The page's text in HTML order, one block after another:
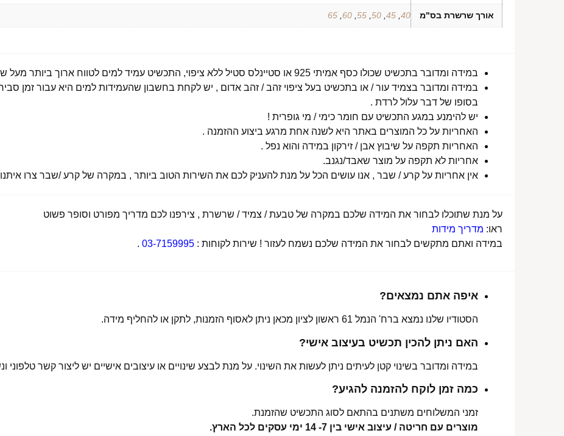
אורך שרשרת בס"מ 40
,
45
,
50
,
55
,
60
,
65
במידה ומדובר בתכשיט שכולו כסף אמיתי 925 או סטיינלס סטיל ללא ציפוי, התכשיט עמיד למים לטווח ארוך ביותר מעל שנה !
במידה ומדובר בצמיד עור / או בתכשיט בעל ציפוי זהב / זהב אדום , יש לקחת בחשבון שהעמידות למים היא עבור זמן
בסופו של דבר עלול לרדת .
יש להימנע במגע התכשיט עם חומר כימי / מי גופרית !
האחריות על כל המוצרים באתר היא לשנה אחת מרגע ביצוע ההזמנה .
האחריות תקפה על שיבוץ אבן / זירקון במידה והוא נפל .
אחריות לא תקפה על מוצר שאבד/נגנב.
אין אחריות על קרע / שבר , אנו עושים הכל על מנת להעניק לכם את השירות הטוב ביותר , במקרה של קרע /שבר צרו
על מנת שתוכלו לבחור את המידה שלכם במקרה של טבעת / צמיד / שרשרת , צירפנו לכם מדריך מפורט וסופר פשוט
ראו: מדריך מידות
במידה ואתם מתקשים לבחור את המידה שלכם נשמח לעזור ! שירות לקוחות : 03-7159995
.
איפה אתם נמצאים?
הסטודיו שלנו נמצא ברח' הנמל 61 ראשון לציון מכאן ניתן לאסוף הזמנות, לתקן או להחליף מידה.
האם ניתן להכין תכשיט בעיצוב אישי?
במידה ומדובר בשינוי קטן לעיתים ניתן לעשות את השינוי. על מנת לבצע שינויים או עיצובים אישיים יש ליצור קשר טלפוני
כמה זמן לוקח להזמנה להגיע?
זמני המשלוחים משתנים בהתאם לסוג התכשיט שהזמנת.
מוצרים עם חריטה / עיצוב אישי בין 7- 14 ימי עסקים לכל הארץ.